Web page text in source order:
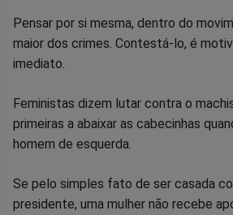
Pensar por si mesma, dentro do
maior dos crimes. Contestá-lo, é
imediato.
Feministas dizem lutar contra o
primeiras a abaixar as cabecinhas
homem de esquerda.
Se pelo simples fato de ser casada
presidente, uma mulher não recebe